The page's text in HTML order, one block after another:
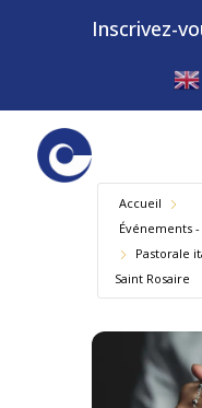
Inscrivez-
Accueil
Événements
Pastorale
Saint Rosaire